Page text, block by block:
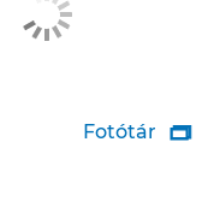
Fotótár 